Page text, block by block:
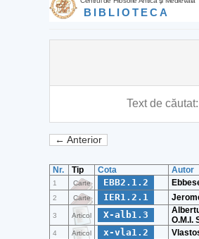
BIBLIOTECA
Text de căutat:
← Anterior
Nr. Tip Cota Autor
1 Carte EBB2.1.2
2 Carte IER1.2.1
3 Articol X-alb1.3
O.M.I.
4 Articol x-vla1.2